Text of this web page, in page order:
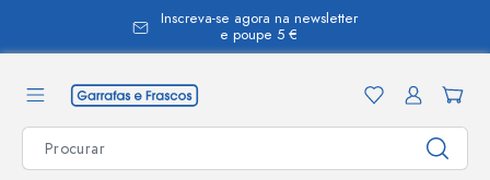
Inscreva-se agora na newsletter
e poupe 5 €